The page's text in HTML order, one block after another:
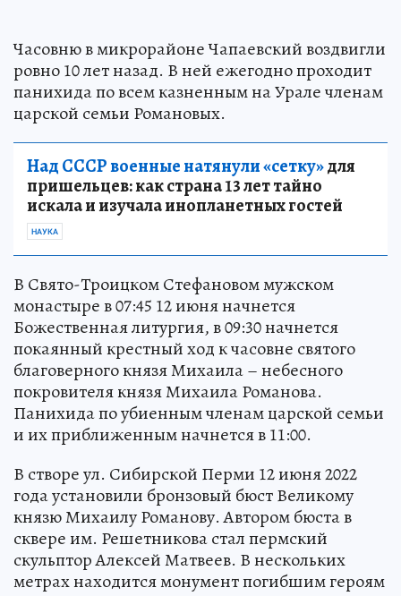
Часовню в микрорайоне Чапаевский воздвигли
ровно 10 лет назад. В ней ежегодно проходит
панихида по всем казненным на Урале членам
царской семьи Романовых.
Над СССР военные натянули «сетку»для
пришельцев: как страна 13 лет тайно
искала и изучала инопланетных гостей
НАУКА
В Свято-Троицком Стефановом мужском
монастыре в 07:45 12 июня начнется
Божественная литургия, в 09:30 начнется
покаянный крестный ход к часовне святого
благоверного князя Михаила – небесного
покровителя князя Михаила Романова.
Панихида по убиенным членам царской семьи
и их приближенным начнется в 11:00.
В створе ул. Сибирской Перми 12 июня 2022
года установили бронзовый бюст Великому
князю Михаилу Романову. Автором бюста в
сквере им. Решетникова стал пермский
скульптор Алексей Матвеев. В нескольких
метрах находится монумент погибшим героям